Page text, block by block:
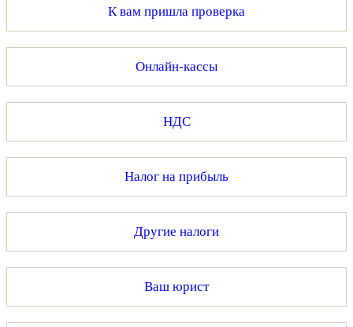
К вам пришла проверка
Онлайн-кассы
НДС
Налог на прибыль
Другие налоги
Ваш юрист